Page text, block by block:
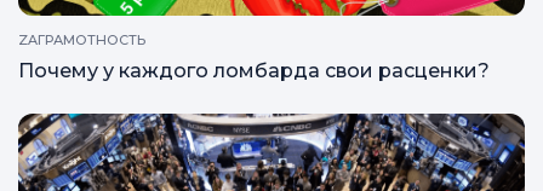
ZAГРАМОТНОСТЬ
Почему у каждого ломбарда свои расценки?